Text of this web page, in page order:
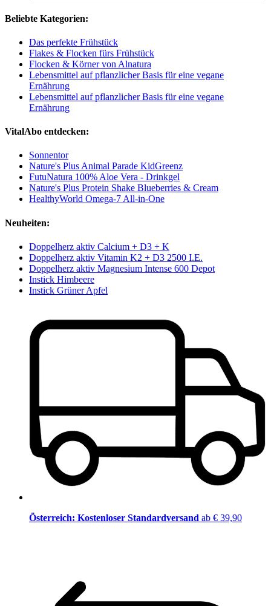
Beliebte Kategorien:
Das perfekte Frühstück
Flakes & Flocken fürs Frühstück
Flocken & Körner von Alnatura
Lebensmittel auf pflanzlicher Basis für eine vegane
Ernährung
Lebensmittel auf pflanzlicher Basis für eine vegane
Ernährung
VitalAbo entdecken:
Sonnentor
Nature's Plus Animal Parade KidGreenz
FutuNatura 100% Aloe Vera - Drinkgel
Nature's Plus Protein Shake Blueberries & Cream
HealthyWorld Omega-7 All-in-One
Neuheiten:
Doppelherz aktiv Calcium + D3 + K
Doppelherz aktiv Vitamin K2 + D3 2500 I.E.
Doppelherz aktiv Magnesium Intense 600 Depot
Instick Himbeere
Instick Grüner Apfel
Österreich: Kostenloser Standardversand ab € 39,90